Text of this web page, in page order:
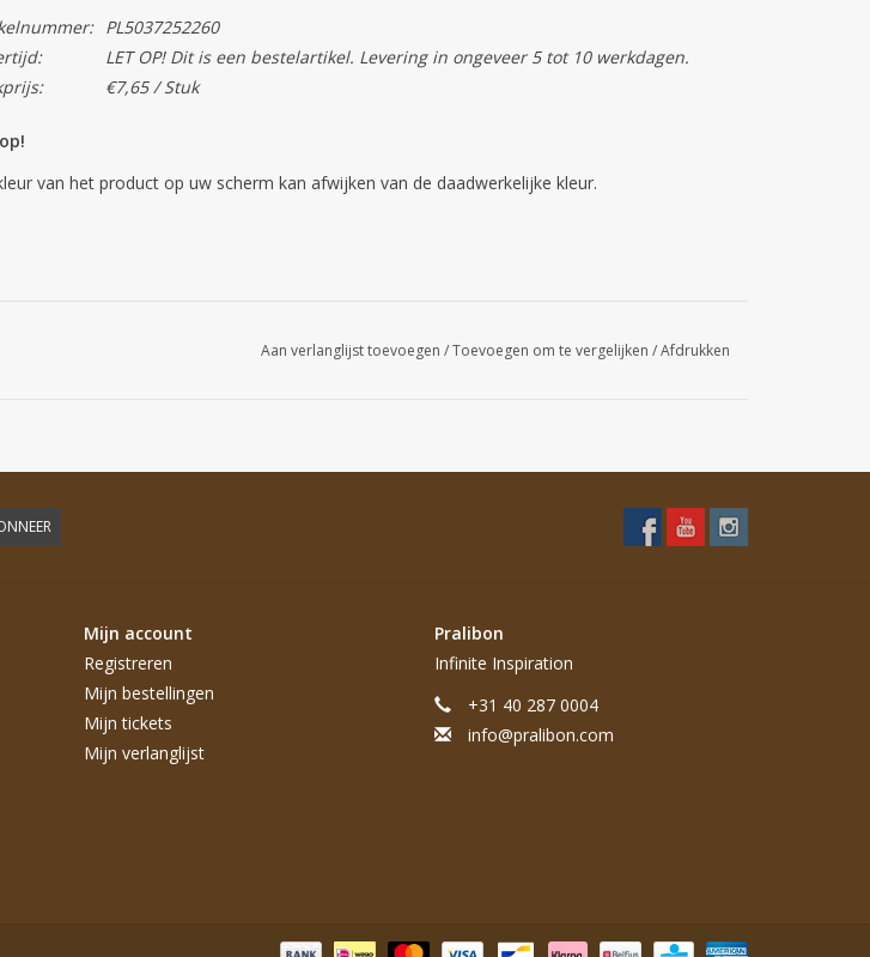
PL5037252260
LET OP! Dit is een bestelartikel. Levering in ongeveer 5 tot 10 werkdagen.
€7,65 / Stuk
van het product op uw scherm kan afwijken van de daadwerkelijke kleur.
Aan verlanglijst toevoegen /Toevoegen om te vergelijken /Afdrukken
Mijn account
Registreren
Mijn bestellingen
Mijn tickets
Mijn verlanglijst
Pralibon
Infinite Inspiration
+31 40 287 0004
info@pralibon.com